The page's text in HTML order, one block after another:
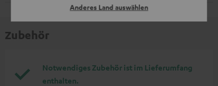
Anderes Land auswählen
Zubehör
Notwendiges Zubehör ist im Lieferumfang
enthalten.